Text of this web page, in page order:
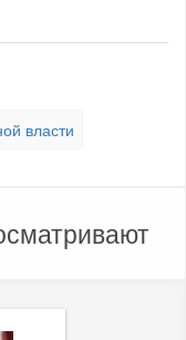
власти